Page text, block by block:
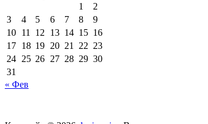
1
2
3
4 5 6 7 8
9
10 11 12 13 14 15 16
17 18 19 20 21 22 23
24 25 26 27 28 29 30
31
« Фев